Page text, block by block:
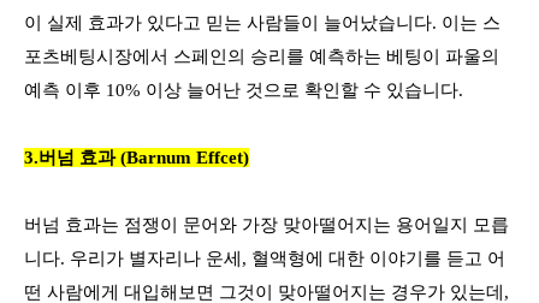
이 실제 효과가 있다고 믿는 사람들이 늘어났습니다. 이는 스
포츠베팅시장에서 스페인의 승리를 예측하는 베팅이 파울의
예측 이후 10% 이상 늘어난 것으로 확인할 수 있습니다.
3.버넘 효과(Barnum Effcet)
버넘 효과는 점쟁이 문어와 가장 맞아떨어지는 용어일지 모릅
니다. 우리가 별자리나 운세 , 혈액형에 대한 이야기를 듣고 어
떤 사람에게 대입해보면 그것이 맞아떨어지는 경우가 있는데 ,